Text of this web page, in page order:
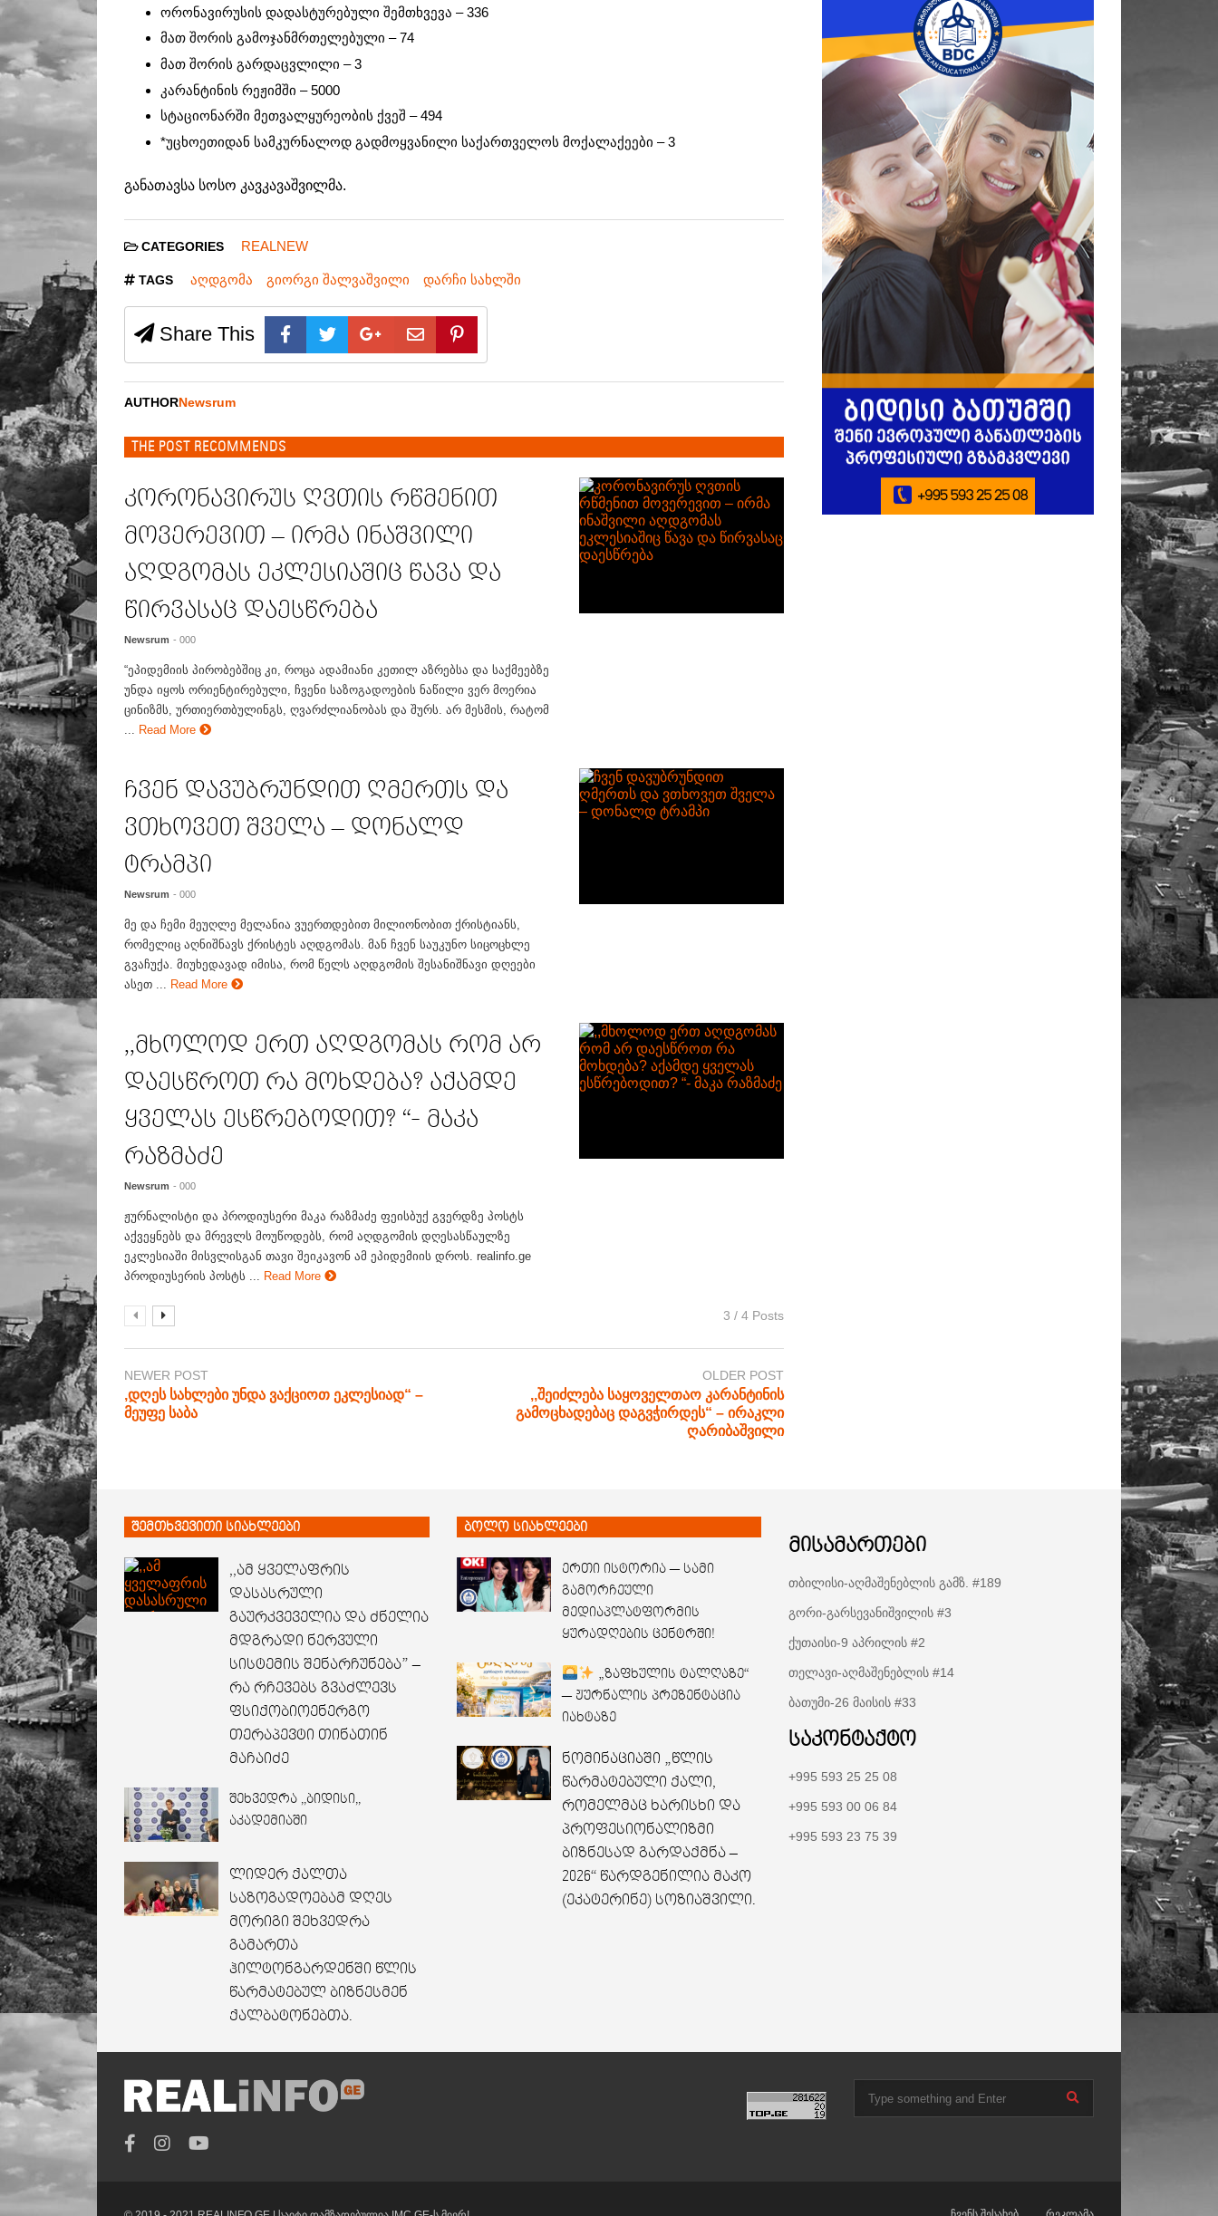
ორონავირუსის დადასტურებული შემთხვევა –336
მათ შორის გამოჯანმრთელებული –74
მათ შორის გარდაცვლილი –3
კარანტინის რეჟიმში –5000
სტაციონარში მეთვალყურეობის ქვეშ –494
*უცხოეთიდან სამკურნალოდ გადმოყვანილი საქართველოს მოქალაქეები –3
განათავსა სოსო კავკავაშვილმა.
CATEGORIES REALNEW
TAGS აღდგომა გიორგი შალვაშვილი დარჩი სახლში
Share This
AUTHORNewsrum
THE POST RECOMMENDS
კორონავირუს ღვთის რწმენით
მოვერევით – ირმა ინაშვილი
აღდგომას ეკლესიაშიც წავა და
წირვასაც დაესწრება
Newsrum - 000
“ეპიდემიის პირობებშიც კი, როცა ადამიანი კეთილ აზრებსა და საქმეებზე
უნდა იყოს ორიენტირებული, ჩვენი საზოგადოების ნაწილი ვერ მოერია
ცინიზმს, ურთიერთბულინგს, ღვარძლიანობას და შურს. არ მესმის, რატომ
Read More
ჩვენ დავუბრუნდით ღმერთს და
ვთხოვეთ შველა – დონალდ
ტრამპი
Newsrum - 000
მე და ჩემი მეუღლე მელანია ვუერთდებით მილიონობით ქრისტიანს,
რომელიც აღნიშნავს ქრისტეს აღდგომას. მან ჩვენ საუკუნო სიცოცხლე
გვაჩუქა. მიუხედავად იმისა, რომ წელს აღდგომის შესანიშნავი დღეები
ასეთ ...
Read More
,,მხოლოდ ერთ აღდგომას რომ არ
დაესწროთ რა მოხდება? აქამდე
ყველას ესწრებოდით? “- მაკა
რაზმაძე
Newsrum - 000
ჟურნალისტი და პროდიუსერი მაკა რაზმაძე ფეისბუქ გვერდზე პოსტს
აქვეყნებს და მრევლს მოუწოდებს, რომ აღდგომის დღესასწაულზე
ეკლესიაში მისვლისგან თავი შეიკავონ ამ ეპიდემიის დროს. realinfo.ge
პროდიუსერის პოსტს ...
Read More
3 / 4 Posts
NEWER POST
,დღეს სახლები უნდა ვაქციოთ ეკლესიად“ –
მეუფე საბა
OLDER POST
,,შეიძლება საყოველთაო კარანტინის
გამოცხადებაც დაგვჭირდეს“ – ირაკლი
ღარიბაშვილი
შემთხვევითი სიახლეები
,,ამ ყველაფრის
დასასრული
გაურკვეველია და ძნელია
მდგრადი ნერვული
სისტემის შენარჩუნება” –
რა რჩევებს გვაძლევს
ფსიქობიოენერგო
თერაპევტი თინათინ
მაჩაიძე
შეხვედრა ,,ბიდისი,,
აკადემიაში
ლიდერ ქალთა
საზოგადოებამ დღეს
მორიგი შეხვედრა
გამართა
ჰილტონგარდენში წლის
წარმატებულ ბიზნესმენ
ქალბატონებთა.
ბოლო სიახლეები
ერთი ისტორია — სამი
გამორჩეული
მედიაპლატფორმის
ყურადღების ცენტრში!
„ზაფხულის ტალღაზე“
— ჟურნალის პრეზენტაცია
იახტაზე
ნომინაციაში „წლის
წარმატებული ქალი,
რომელმაც ხარისხი და
პროფესიონალიზმი
ბიზნესად გარდაქმნა –
2026“ წარდგენილია მაკო
(ეკატერინე) სოზიაშვილი.
მისამართები
თბილისი-აღმაშენებლის გამზ. #189
გორი-გარსევანიშვილის #3
ქუთაისი-9 აპრილის #2
თელავი-აღმაშენებლის #14
ბათუმი-26 მაისის #33
საკონტაქტო
+995 593 25 25 08
+995 593 00 06 84
+995 593 23 75 39